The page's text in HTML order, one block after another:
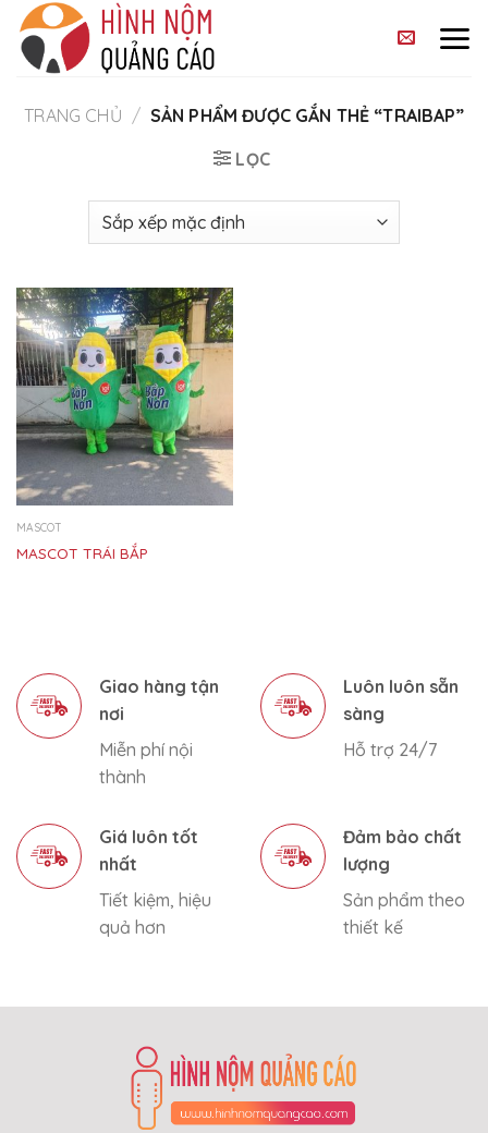
Skip
content
TRANG CHỦ / SẢN PHẨM ĐƯỢC GẮN THẺ “TRAIBAP”
LỌC
MASCOT
MASCOT TRÁI BẮP
Giao hàng tận
nơi
Miễn phí nội
thành
Luôn luôn sẵn
sàng
Hỗ trợ 24/7
Giá luôn tốt
nhất
Tiết kiệm, hiệu
quả hơn
Đảm bảo chất
lượng
Sản phẩm theo
thiết kế